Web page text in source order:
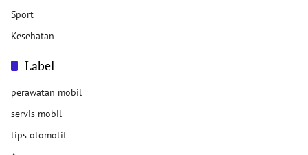
Sport
Kesehatan
Label
perawatan mobil
servis mobil
tips otomotif